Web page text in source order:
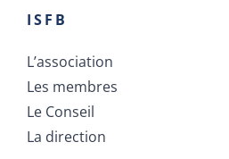
ISFB
L’association
Les membres
Le Conseil
La direction